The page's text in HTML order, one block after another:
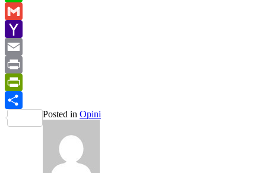
Line
Gmail
Yahoo
Mail
Email
Print
PrintFriendly
Share
Posted in Opini